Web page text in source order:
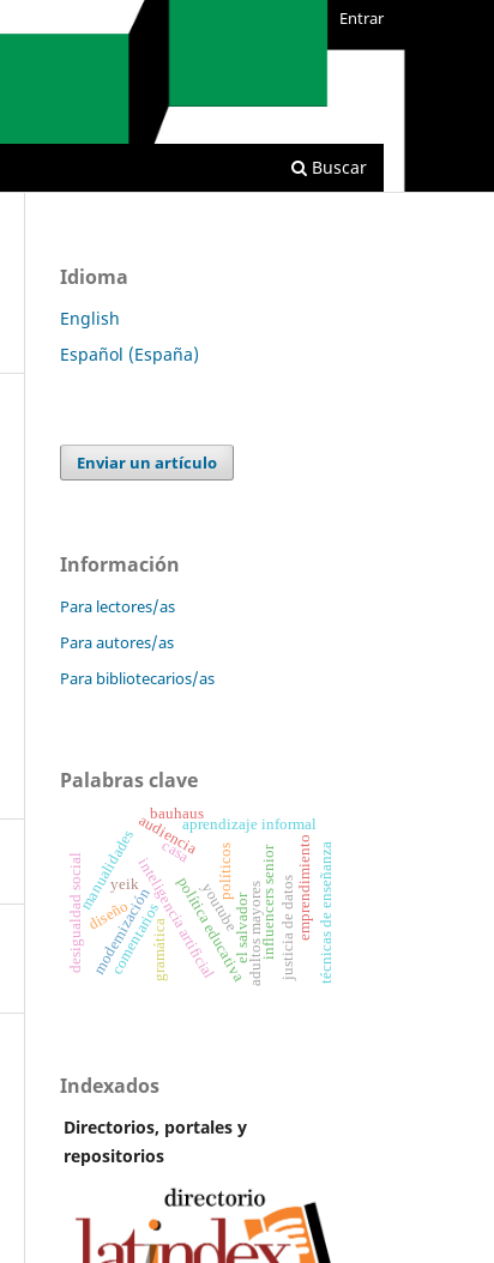
Buscar
Entrar
Idioma
English
Español (España)
Enviar un artículo
Información
Para lectores/as
Para autores/as
Para bibliotecarios/as
Palabras clave
inteligencia artificial
modernización política educativa
el salvador
casa
yeik youtube
audiencia
comentarios
manualidades
aprendizaje informal
adultos mayores
desigualdad social influencers seniorjusticia de datosemprendimiento
políticos técnicas de enseñanza
gramática
diseño
bauhaus
Indexados
Directorios, portales y
repositorios